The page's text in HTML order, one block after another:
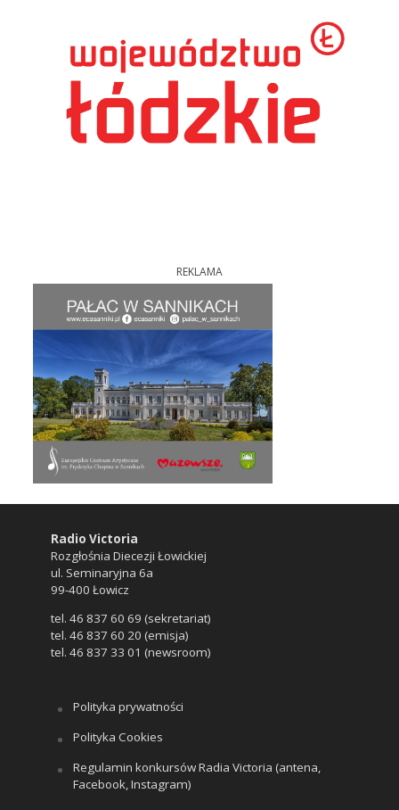
REKLAMA
Radio Victoria
Rozgłośnia Diecezji Łowickiej
ul. Seminaryjna 6a
99-400 Łowicz
tel. 46 837 60 69 (sekretariat)
tel. 46 837 60 20 (emisja)
tel. 46 837 33 01 (newsroom)
Polityka prywatności
Polityka Cookies
Regulamin konkursów Radia Victoria (antena,
Facebook, Instagram)